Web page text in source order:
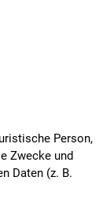
Person,
Zwecke und
Daten (z. B.